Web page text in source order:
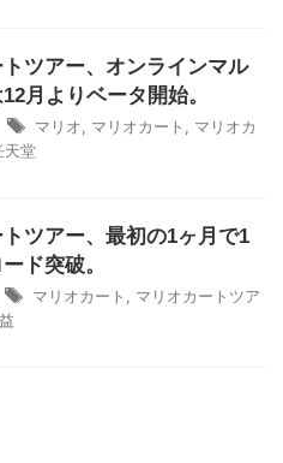
ツアー、オンラインマル
月よりベータ開始。
マリオ マリオカート
マリオカ
天堂
ツアー、最初の1ヶ月で1
ド突破。
マリオカート
マリオカートツア